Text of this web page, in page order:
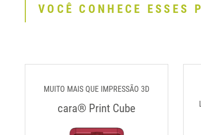
VOCÊ CONHECE ESSES
MUITO MAIS QUE IMPRESSÃO 3D
cara® Print Cube